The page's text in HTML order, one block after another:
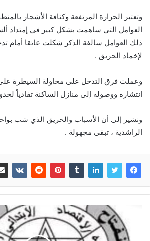
وتعتبر الحرارة المرتفعة وكثافة الأشجار
العوامل التي ساهمت بشكل كبير في إمتداد
ذلك العوامل سالفة الذكر شكلت عائقا أمام
لإخماد الحريق .
وعملت فرق التدخل على محاولة السيطرة
انتشاره ووصوله إلى منازل الساكنة تفادياً
ونشير إلى أن الأسباب والحريق الذي شب
الراشدية ، تبقى مجهولة .